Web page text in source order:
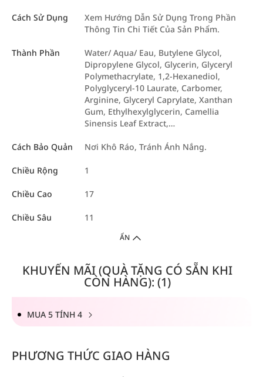
Cách Sử Dụng
Xem Hướng Dẫn Sử Dụng Trong Phần
Thông Tin Chi Tiết Của Sản Phẩm.
Thành Phần
Water/ Aqua/ Eau, Butylene Glycol,
Dipropylene Glycol, Glycerin, Glyceryl
Polymethacrylate, 1,2-Hexanediol,
Polyglyceryl-10 Laurate, Carbomer,
Arginine, Glyceryl Caprylate, Xanthan
Gum, Ethylhexylglycerin, Camellia
Sinensis Leaf Extract,…
Cách Bảo Quản Nơi Khô Ráo, Tránh Ánh Nắng.
Chiều Rộng 1
Chiều Cao 17
Chiều Sâu 11
ẨN
KHUYẾN MÃI (QUÀ TẶNG CÓ SẴN KHI
CÒN HÀNG): (1)
MUA 5 TÍNH 4
PHƯƠNG THỨC GIAO HÀNG